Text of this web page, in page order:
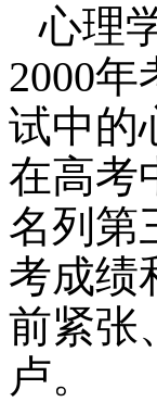
心理
2000
试中的
在高考
名列第
考成绩
前紧张
卢。